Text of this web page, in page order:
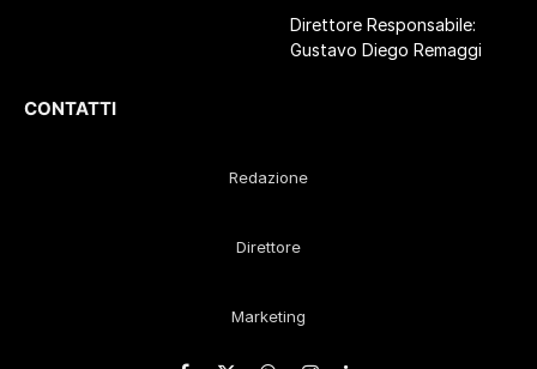
Direttore Responsabile:
Gustavo Diego Remaggi
CONTATTI
Redazione
Direttore
Marketing